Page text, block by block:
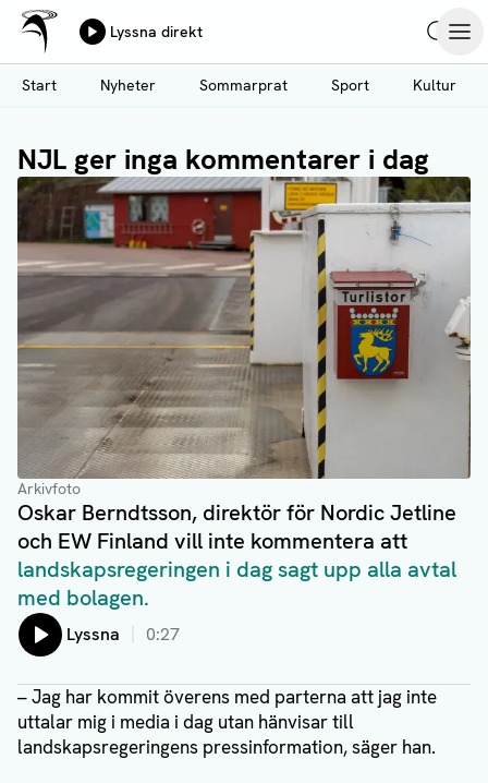
Hoppa
till
huvudinnehåll
Ålands Radio & TV
Lyssna direkt
Start
Nyheter Sommarprat Sport Kultur
NJL ger inga kommentarer i dag
Arkivfoto
Oskar Berndtsson, direktör för Nordic Jetline
och EW Finland vill inte kommentera att
landskapsregeringen i dag sagt upp alla avtal
med bolagen.
Lyssna 0:27
– Jag har kommit överens med parterna att jag inte
uttalar mig i media i dag utan hänvisar till
landskapsregeringens pressinformation, säger han.